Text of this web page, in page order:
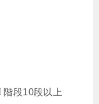
階段10段以上